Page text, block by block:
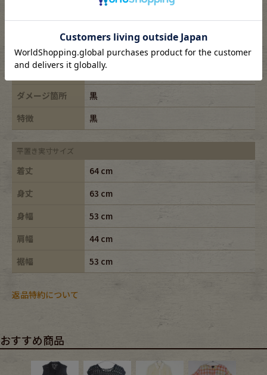
年代
-
ブラック/black
ダメージ箇所
黒
特徴
黒
平置き実寸サイズ
着丈
64 cm
身丈
63 cm
身幅
53 cm
肩幅
44 cm
裾幅
53 cm
返品特約について
おすすめ商品